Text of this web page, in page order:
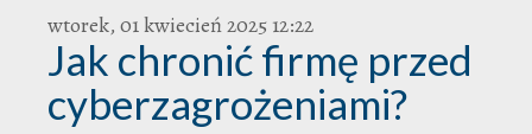
wtorek, 01 kwiecień 2025 12:22
Jak chronić firmę przed
cyberzagrożeniami?